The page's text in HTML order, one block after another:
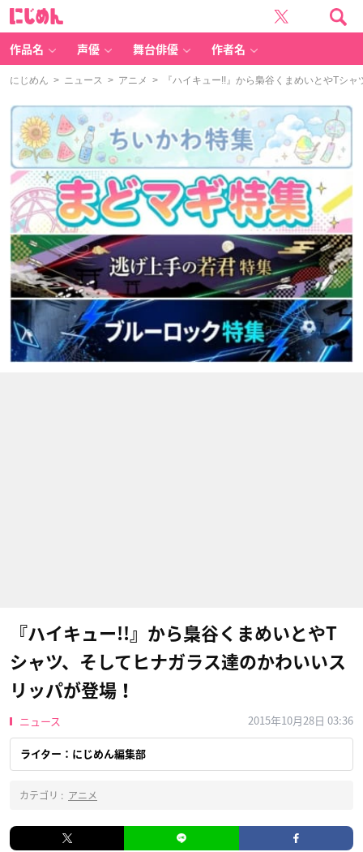
作品名 声優 舞台俳優 作者名
にじめん > ニュース > アニメ > 『ハイキュー!!』から梟谷くまめいとやTシ
『ハイキュー!!』から梟谷くまめいとやT
シャツ、そしてヒナガラス達のかわいいス
リッパが登場！
ニュース 2015年10月28日 03:36
ライター：にじめん編集部
カテゴリ : アニメ